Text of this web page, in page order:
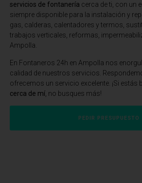
servicios de fontanería cerca de ti, con un
siempre disponible para la instalación y
gas, calderas, calentadores y termos,
trabajos verticales, reformas,
Ampolla.
En Fontaneros 24h en Ampolla nos
calidad de nuestros servicios.
ofrecemos un servicio excelente. ¡Si estás
cerca de mí , no busques más!
PEDIR PRESUPUESTO